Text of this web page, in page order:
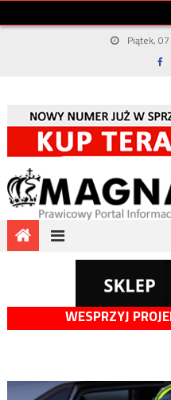
Piątek,
WESPRZYJ